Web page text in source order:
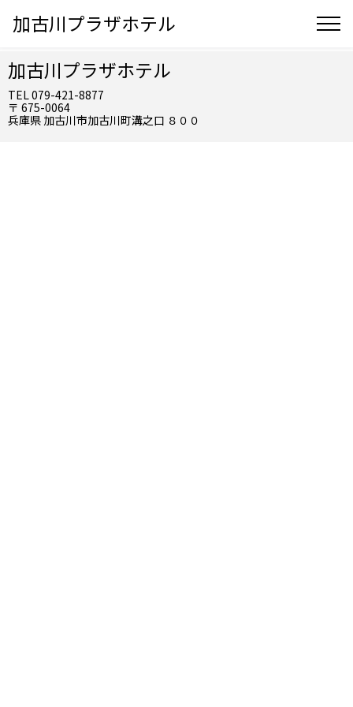
加古川プラザホテル
加古川プラザホテル
TEL 079-421-8877
〒 675-0064
兵庫県 加古川市加古川町溝之口 ８００